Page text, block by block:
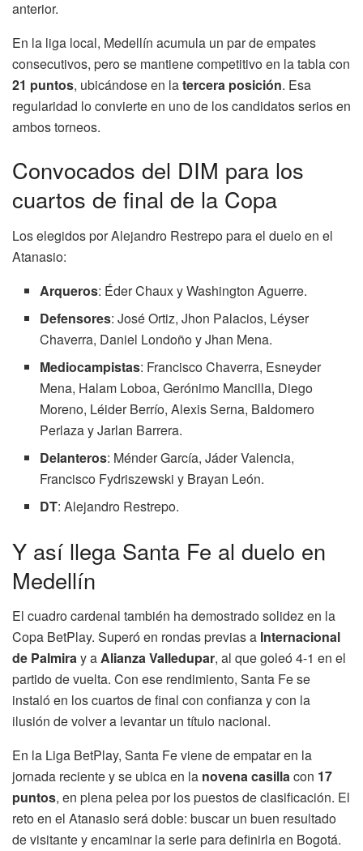
anterior.
En la liga local, Medellín acumula un par de empates
consecutivos, pero se mantiene competitivo en la tabla con
21 puntos, ubicándose en latercera posición. Esa
regularidad lo convierte en uno de los candidatos serios en
ambos torneos.
Convocados del DIM para los
cuartos de final de la Copa
Los elegidos por Alejandro Restrepo para el duelo en el
Atanasio:
Arqueros: Éder Chaux y Washington Aguerre.
Defensores: José Ortiz, Jhon Palacios, Léyser
Chaverra, Daniel Londoño y Jhan Mena.
Mediocampistas: Francisco Chaverra, Esneyder
Mena, Halam Loboa, Gerónimo Mancilla, Diego
Moreno, Léider Berrío, Alexis Serna, Baldomero
Perlaza y Jarlan Barrera.
Delanteros: Ménder García, Jáder Valencia,
Francisco Fydriszewski y Brayan León.
DT: Alejandro Restrepo.
Y así llega Santa Fe al duelo en
Medellín
El cuadro cardenal también ha demostrado solidez en la
Copa BetPlay. Superó en rondas previas a Internacional
de Palmiray aAlianza Valledupar, al que goleó 4-1 en el
partido de vuelta. Con ese rendimiento, Santa Fe se
instaló en los cuartos de final con confianza y con la
ilusión de volver a levantar un título nacional.
En la Liga BetPlay, Santa Fe viene de empatar en la
jornada reciente y se ubica en la novena casillacon 17
puntos, en plena pelea por los puestos de clasificación. El
reto en el Atanasio será doble: buscar un buen resultado
de visitante y encaminar la serie para definirla en Bogotá.